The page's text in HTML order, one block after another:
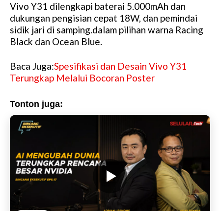
Vivo Y31 dilengkapi baterai 5.000mAh dan
dukungan pengisian cepat 18W, dan pemindai
sidik jari di samping.dalam pilihan warna Racing
Black dan Ocean Blue.
Baca Juga:Spesifikasi dan Desain Vivo Y31
Terungkap Melalui Bocoran Poster
Tonton juga: